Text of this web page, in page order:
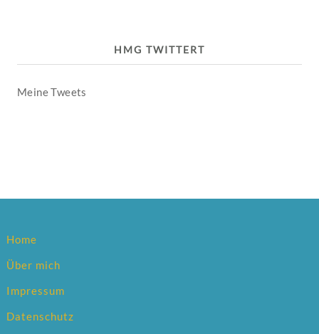
HMG TWITTERT
Meine Tweets
Home
Über mich
Impressum
Datenschutz